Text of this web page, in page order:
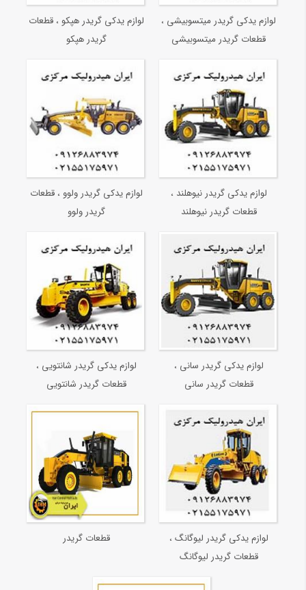
لوازم یدکی گریدر میتسوبیشی ،
قطعات گریدر میتسوبیشی
لوازم یدکی گریدر هپکو ، قطعات
گریدر هپکو
لوازم یدکی گریدر نیوهلند ،
قطعات گریدر نیوهلند
لوازم یدکی گریدر ولوو ، قطعات
گریدر ولوو
لوازم یدکی گریدر سانی ،
قطعات گریدر سانی
لوازم یدکی گریدر شانتویی ،
قطعات گریدر شانتویی
لوازم یدکی گریدر لیوگانگ ،
قطعات گریدر لیوگانگ
قطعات گریدر